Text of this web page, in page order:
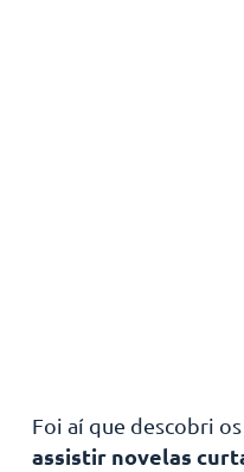
Foi aí que descobri os
assistir novelas